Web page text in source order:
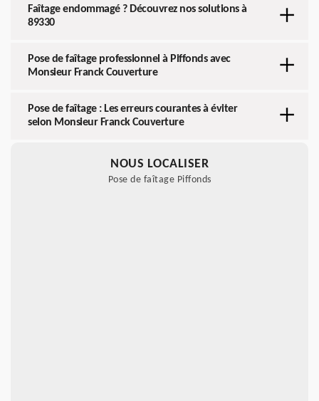
Faîtage endommagé ? Découvrez nos solutions à
89330
Pose de faîtage professionnel à Piffonds avec
Monsieur Franck Couverture
Pose de faîtage : Les erreurs courantes à éviter
selon Monsieur Franck Couverture
NOUS LOCALISER
Pose de faîtage Piffonds